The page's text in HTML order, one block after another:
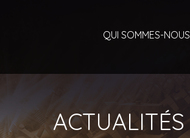
QUI SOMMES-NOUS
ACTUALITÉS